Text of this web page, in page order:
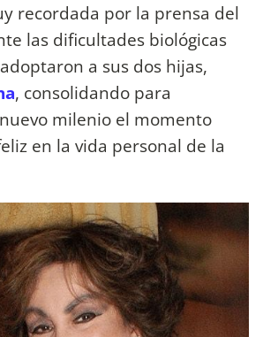
recordada por la prensa del
las dificultades biológicas
a sus dos hijas,
, consolidando para
milenio el momento
en la vida personal de la